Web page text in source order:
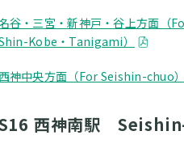
谷・三宮・新神戸・谷上方面（
Kobe・Tanigami）
神中央方面（For Seishin-chuo）
西神南駅